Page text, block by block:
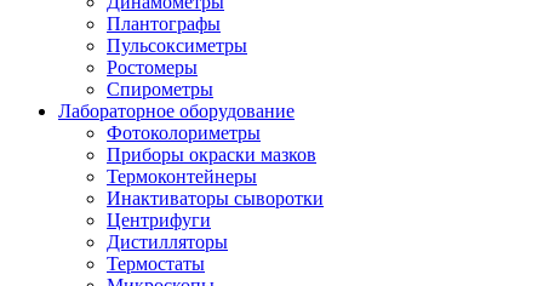
Плантографы
Пульсоксиметры
Ростомеры
Спирометры
Лабораторное оборудование
Фотоколориметры
Приборы окраски мазков
Термоконтейнеры
Инактиваторы сыворотки
Центрифуги
Дистилляторы
Термостаты